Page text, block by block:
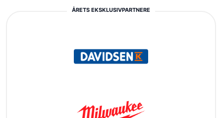
ÅRETS EKSKLUSIVPARTNERE